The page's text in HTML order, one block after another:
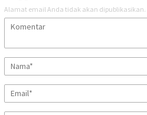
Alamat email Anda tidak akan dipublikasikan.